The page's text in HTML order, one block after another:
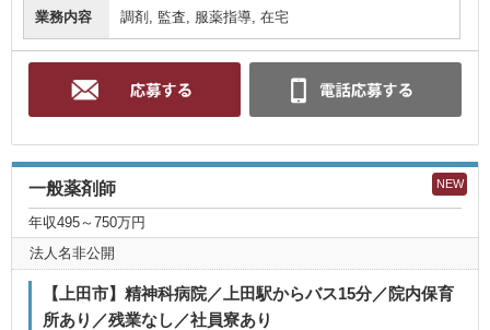
業務内容 調剤, 監査, 服薬指導, 在宅
NEW
一般薬剤師
年収495～750万円
法人名非公開
【上田市】精神科病院／上田駅からバス15分／院内保育
所あり／残業なし／社員寮あり